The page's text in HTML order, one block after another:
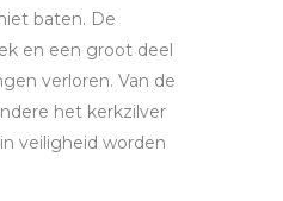
baten. De
en een groot deel
verloren. Van de
het kerkzilver
veiligheid worden